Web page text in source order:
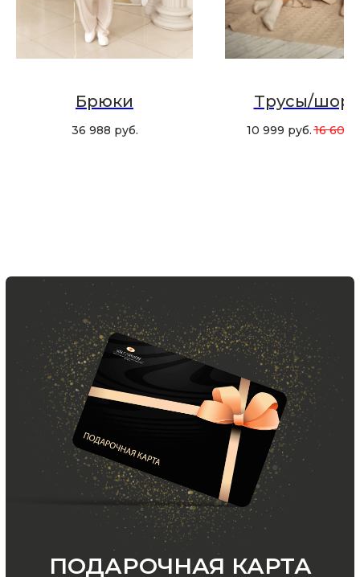
Брюки
36 988 руб.
Трусы/
10 999 руб. 16 600
Ваш e-mail
ООО «МИР КАШЕМИРА» © 2023
Все права защищены.
конфиденциальности